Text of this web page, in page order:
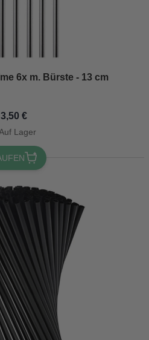
6x m. Bürste - 13 cm
3,50 €
Lager